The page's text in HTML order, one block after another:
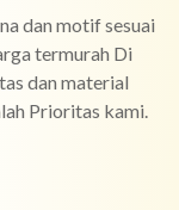
dan motif sesuai
termurah Di
dan material
Prioritas kami.